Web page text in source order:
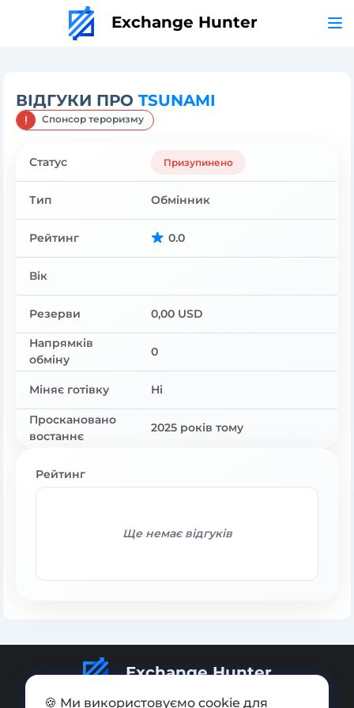
Exchange Hunter
ВІДГУКИ ПРО TSUNAMI
Спонсор тероризму
Статус Призупинено
Тип Обмінник
Рейтинг 0.0
Вік
Резерви 0,00 USD
Напрямків
обміну
0
Міняє готівку Ні
Проскановано
востаннє
2025 років тому
Рейтинг
Ще немає відгуків
Exchange Hunter
🍪 Ми використовуємо cookie для